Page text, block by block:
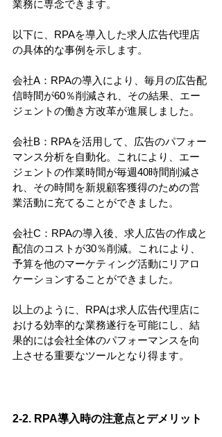
業務に専念できます。
以下に、RPAを導入した求人広告代理店
の具体的な事例を示します。
会社A：RPAの導入により、毎月の広告配
信時間が60％削減され、その結果、エー
ジェントの働き方改革が進展しました。
会社B：RPAを活用して、広告のパフォー
マンス分析を自動化。これにより、エー
ジェントの作業時間が毎週40時間削減さ
れ、その時間を新規顧客獲得のための営
業活動に充てることができました。
会社C：RPAの導入後、求人広告の作成と
配信のコストが30％削減。これにより、
予算を他のマーケティング活動にリアロ
ケーションすることができました。
以上のように、RPAは求人広告代理店に
おける効率的な業務遂行を可能にし、結
果的には会社全体のパフォーマンスを向
上させる重要なツールとなり得ます。
2-2. RPA導入時の注意点とデメリット